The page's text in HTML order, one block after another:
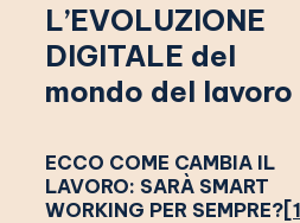
L’EVOLUZIONE
DIGITALE del
mondo del lavoro
ECCO COME CAMBIA IL
LAVORO: SARÀ SMART
WORKING PER SEMPRE?